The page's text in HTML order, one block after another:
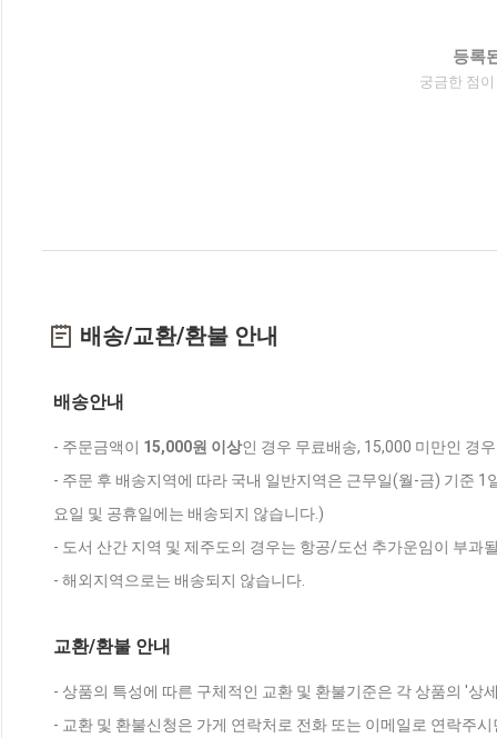
등록
궁금한 점
배송/교환/환불 안내
배송안내
- 주문금액이 15,000원 이상인 경우 무료배송, 15,000 미만인 경
- 주문 후 배송지역에 따라 국내 일반지역은 근무일(월-금) 기준
요일 및 공휴일에는 배송되지 않습니다.)
- 도서 산간 지역 및 제주도의 경우는 항공/도선 추가운임이 부과
- 해외지역으로는 배송되지 않습니다.
교환/환불 안내
- 상품의 특성에 따른 구체적인 교환 및 환불기준은 각 상품의 '상
- 교환 및 환불신청은 가게 연락처로 전화 또는 이메일로 연락주